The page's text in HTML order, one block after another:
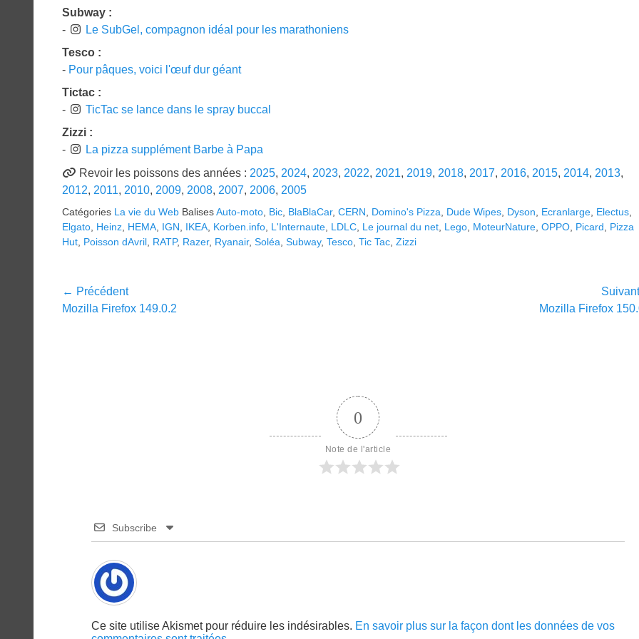
Subway :
-
Le SubGel, compagnon idéal pour les marathoniens
Tesco :
- Pour pâques, voici l'œuf dur géant
Tictac :
-
TicTac se lance dans le spray buccal
Zizzi :
-
La pizza supplément Barbe à Papa
Revoir les poissons des années : 2025, 2024, 2023, 2022, 2021, 2019, 2018, 2017, 2016, 2015, 2014, 2013,
2012, 2011, 2010, 2009, 2008, 2007, 2006, 2005
Catégories La vie du Web BalisesAuto-moto Bic BlaBlaCar, CERN Domino's Pizza Dude Wipes Dyson Ecranlarge Electus
Elgato Heinz HEMA IGN IKEA Korben.info L'Internaute LDLC Le journal du net Lego MoteurNature OPPO Picard
Pizza
Hut Poisson dAvril RATP, Razer, Ryanair, Soléa Subway, Tesco Tic Tac Zizzi
Navigation
← Précédent
Article
Mozilla Firefox 149.0.2 Mozilla Firefox
0
Note de l'article
Subscribe
Ce site utilise Akismet pour réduire les indésirables. En savoir plus sur la façon dont les données de vos